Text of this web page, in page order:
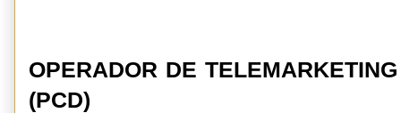
OPERADOR DE
(PCD)